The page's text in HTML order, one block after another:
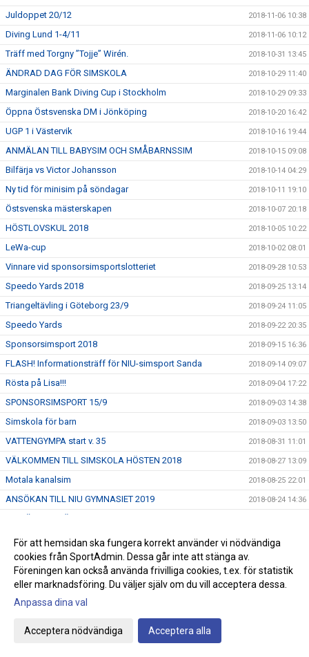
Juldoppet 20/12 2018-11-06 10:38
Diving Lund 1-4/11 2018-11-06 10:12
Träff med Torgny ”Tojje” Wirén. 2018-10-31 13:45
ÄNDRAD DAG FÖR SIMSKOLA 2018-10-29 11:40
Marginalen Bank Diving Cup i Stockholm 2018-10-29 09:33
Öppna Östsvenska DM i Jönköping 2018-10-20 16:42
UGP 1 i Västervik 2018-10-16 19:44
ANMÄLAN TILL BABYSIM OCH SMÅBARNSSIM 2018-10-15 09:08
Bilfärja vs Victor Johansson 2018-10-14 04:29
Ny tid för minisim på söndagar 2018-10-11 19:10
Östsvenska mästerskapen 2018-10-07 20:18
HÖSTLOVSKUL 2018 2018-10-05 10:22
LeWa-cup 2018-10-02 08:01
Vinnare vid sponsorsimsportslotteriet 2018-09-28 10:53
Speedo Yards 2018 2018-09-25 13:14
Triangeltävling i Göteborg 23/9 2018-09-24 11:05
Speedo Yards 2018-09-22 20:35
Sponsorsimsport 2018 2018-09-15 16:36
FLASH! Informationsträff för NIU-simsport Sanda 2018-09-14 09:07
Rösta på Lisa!!! 2018-09-04 17:22
SPONSORSIMSPORT 15/9 2018-09-03 14:38
Simskola för barn 2018-09-03 13:50
VATTENGYMPA start v. 35 2018-08-31 11:01
VÄLKOMMEN TILL SIMSKOLA HÖSTEN 2018 2018-08-27 13:09
Motala kanalsim 2018-08-25 22:01
ANSÖKAN TILL NIU GYMNASIET 2019 2018-08-24 14:36
USM/JSM/SM öppet vatten 2018-08-19 15:55
Nya grupper av Babysim, Start 3/9 2018-08-13 10:55
Livräddningsläger på Gotland 2018-08-08 14:30
EM i simhopp 6 - 12/8 i Edinburgh/Scotland
Junior - VM i simhopp 22 - 29/7 i Kiev
För att hemsidan ska fungera korrekt använder vi nödvändiga
cookies från SportAdmin. Dessa går inte att stänga av.
Föreningen kan också använda frivilliga cookies, t.ex. för statistik
eller marknadsföring. Du väljer själv om du vill acceptera dessa.
Anpassa dina val
Acceptera nödvändiga Acceptera alla